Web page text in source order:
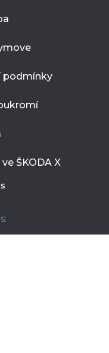
podmínky
ŠKODA X